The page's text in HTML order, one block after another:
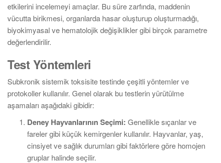
etkilerini incelemeyi amaçlar. Bu süre zarfında, maddenin
vücutta birikmesi, organlarda hasar oluşturup oluşturmadığı,
biyokimyasal ve hematolojik değişiklikler gibi birçok parametre
değerlendirilir.
Test Yöntemleri
Subkronik sistemik toksisite testinde çeşitli yöntemler ve
protokoller kullanılır. Genel olarak bu testlerin yürütülme
aşamaları aşağıdaki gibidir:
Deney Hayvanlarının Seçimi: Genellikle sıçanlar ve
fareler gibi küçük kemirgenler kullanılır. Hayvanlar, yaş,
cinsiyet ve sağlık durumları gibi faktörlere göre homojen
gruplar halinde seçilir.